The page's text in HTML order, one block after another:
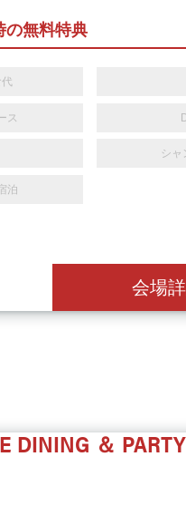
の無料特典
代
ス
シャ
泊
会場
DINING ＆ PARTY